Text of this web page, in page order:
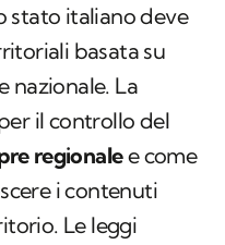
stato italiano deve
basata su
nazionale. La
il controllo del
regionalee come
i contenuti
Le leggi